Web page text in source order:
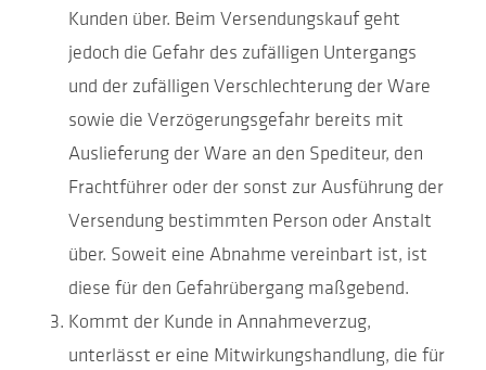
Kunden über. Beim Versendungskauf geht
jedoch die Gefahr des zufälligen Untergangs
und der zufälligen Verschlechterung der Ware
sowie die Verzögerungsgefahr bereits mit
Auslieferung der Ware an den Spediteur, den
Frachtführer oder der sonst zur Ausführung der
Versendung bestimmten Person oder Anstalt
über. Soweit eine Abnahme vereinbart ist, ist
diese für den Gefahrübergang maßgebend.
Kommt der Kunde in Annahmeverzug,
unterlässt er eine Mitwirkungshandlung, die für